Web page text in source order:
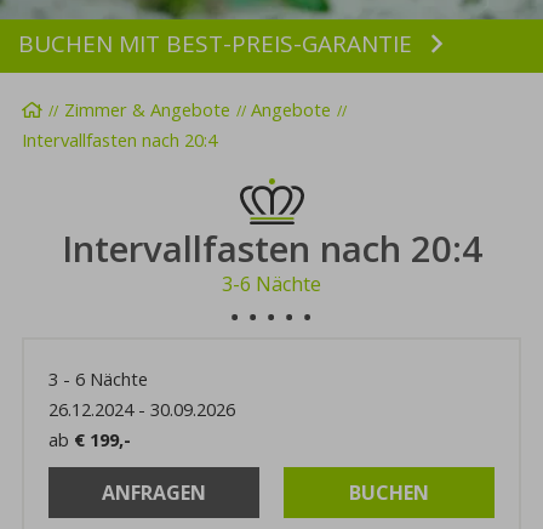
BUCHEN MIT BEST-PREIS-GARANTIE Buchen
Startseite
Zimmer & Angebote
Angebote
Intervallfasten nach 20:4
Intervallfasten nach 20:4
3-6 Nächte
3 -6 Nächte
26.12.2024-30.09.2026
ab € 199,-
ANFRAGEN BUCHEN